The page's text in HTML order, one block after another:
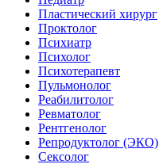
Пластический хирург
Проктолог
Психиатр
Психолог
Психотерапевт
Пульмонолог
Реабилитолог
Ревматолог
Рентгенолог
Репродуктолог (ЭКО)
Сексолог